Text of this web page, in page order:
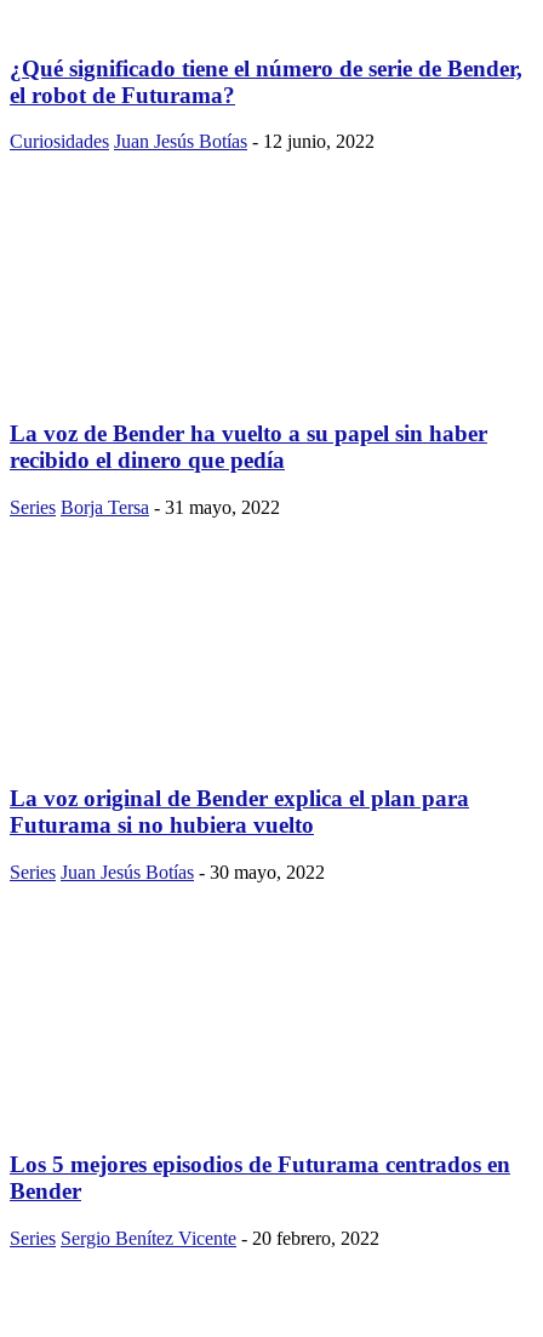
¿Qué significado tiene el número de serie de Bender,
el robot de Futurama?
Curiosidades Juan Jesús Botías - 12 junio, 2022
La voz de Bender ha vuelto a su papel sin haber
recibido el dinero que pedía
Series Borja Tersa - 31 mayo, 2022
La voz original de Bender explica el plan para
Futurama si no hubiera vuelto
Series Juan Jesús Botías - 30 mayo, 2022
Los 5 mejores episodios de Futurama centrados en
Bender
Series Sergio Benítez Vicente - 20 febrero, 2022